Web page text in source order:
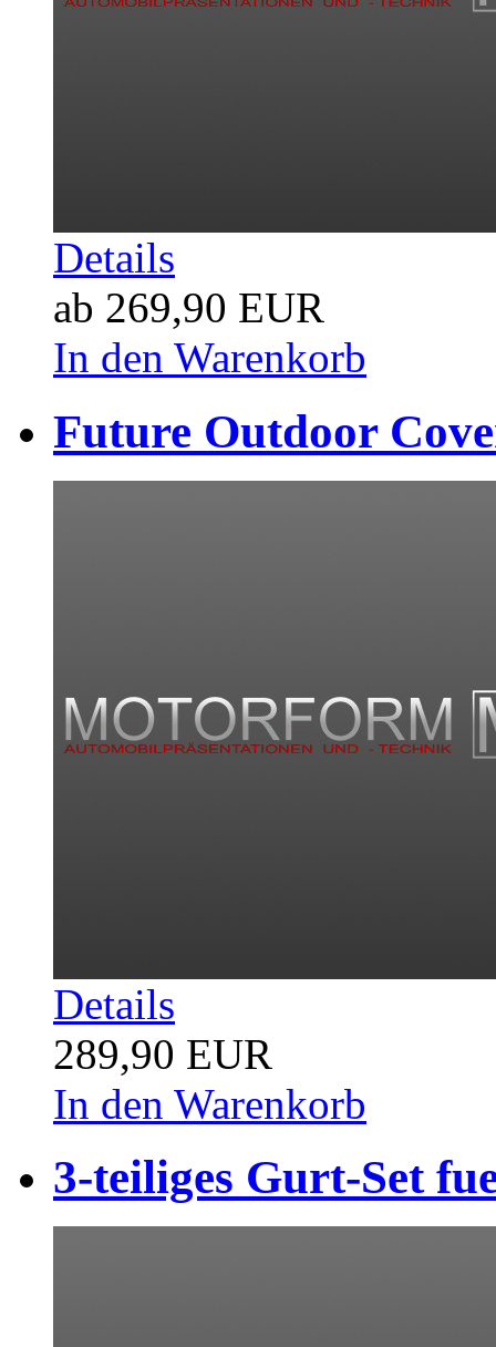
Details
ab 269,90 EUR
In den Warenkorb
Future Outdoor
Details
289,90 EUR
In den Warenkorb
3-teiliges Gurt-Set